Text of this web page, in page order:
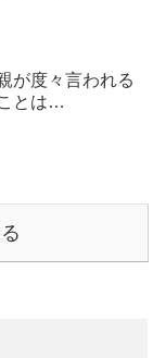
が度々言われる
とは…